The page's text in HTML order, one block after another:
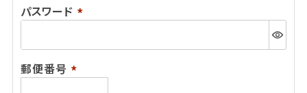
パスワード
須)
郵便番号